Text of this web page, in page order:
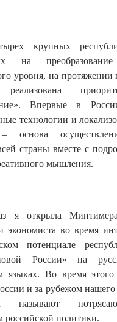
крупных
на
уровня, на протяжении
Впервые в
технологии и
основа
страны вместе с
мышления.
я открыла
экономиста во время
потенциале
России» на
языках. Во время
и за рубежом
называют
российской политики.